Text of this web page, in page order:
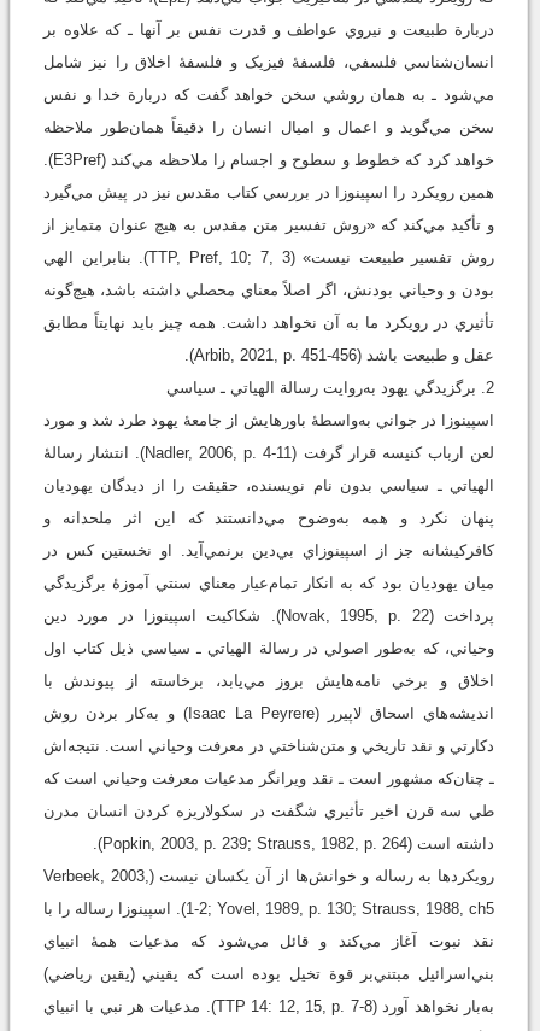
دربارة طبيعت و نيروي عواطف و قدرت نفس بر آنها ـ که علاوه بر
انسان‌شناسي فلسفي، فلسفۀ فيزيک و فلسفۀ اخلاق را نيز شامل
مي‌شود ـ به همان روشي سخن خواهد گفت که دربارة خدا و نفس
سخن مي‌گويد و اعمال و اميال انسان را دقيقاً همان‌طور ملاحظه
خواهد کرد که خطوط و سطوح و اجسام را ملاحظه مي‌کند (E3Pref).
همين رويکرد را اسپينوزا در بررسي کتاب مقدس نيز در پيش مي‌گيرد
و تأکيد مي‌کند که «روش تفسير متن مقدس به هيچ عنوان متمايز از
روش تفسير طبيعت نيست» (TTP, Pref, 10; 7, 3). بنابراين الهي
بودن و وحياني بودنش، اگر اصلاً معناي محصلي داشته باشد، هيچ‌گونه
تأثيري در رويکرد ما به آن نخواهد داشت. همه چيز بايد نهايتاً مطابق
عقل و طبيعت باشد (Arbib, 2021, p. 451-456).
2. برگزيدگي يهود به‌روايت رسالة الهياتي ـ سياسي
اسپينوزا در جواني به‌واسطۀ باورهايش از جامعۀ يهود طرد شد و مورد
لعن ارباب کنيسه قرار گرفت (Nadler, 2006, p. 4-11). انتشار رسالۀ
الهياتي ـ سياسي بدون نام نويسنده، حقيقت را از ديدگان يهوديان
پنهان نکرد و همه به‌وضوح مي‌دانستند که اين اثر ملحدانه و
کافرکيشانه جز از اسپينوزاي بي‌دين برنمي‌آيد. او نخستين کس در
ميان يهوديان بود که به انکار تمام‌عيار معناي سنتي آموزۀ برگزيدگي
پرداخت (Novak, 1995, p. 22). شکاکيت اسپينوزا در مورد دين
وحياني، که به‌طور اصولي در رسالة الهياتي ـ سياسي ذيل کتاب اول
اخلاق و برخي نامه‌هايش بروز مي‌يابد، برخاسته از پيوندش با
انديشه‌هاي اسحاق لاپيرر (Isaac La Peyrere) و به‌کار بردن روش
دکارتي و نقد تاريخي و متن‌شناختي در معرفت وحياني است. نتيجه‌اش
ـ چنان‌که مشهور است ـ نقد ويرانگر مدعيات معرفت وحياني است که
طي سه قرن اخير تأثيري شگفت در سکولاريزه کردن انسان مدرن
داشته است (Popkin, 2003, p. 239; Strauss, 1982, p. 264).
رويکردها به رساله و خوانش‌ها از آن يکسان نيست (Verbeek, 2003,
1-2; Yovel, 1989, p. 130; Strauss, 1988, ch5). اسپينوزا رساله را با
نقد نبوت آغاز مي‌کند و قائل مي‌شود که مدعيات همۀ انبياي
بني‌اسرائيل مبتني‌بر قوة تخيل بوده است که يقيني (يقين رياضي)
به‌بار نخواهد آورد (TTP 14: 12, 15, p. 7-8). مدعيات هر نبي با انبياي